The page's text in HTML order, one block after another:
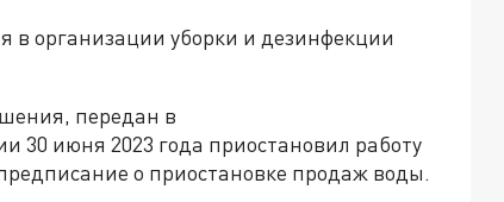
организации уборки и дезинфекции
передан в
30 июня 2023 года приостановил работу
о приостановке продаж воды.